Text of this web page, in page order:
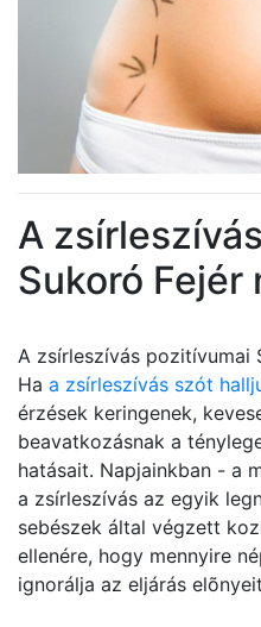
A
Sukoró Fejér
A zsírleszívás pozitívumai
Ha a zsírleszívás szót
érzések keringenek,
beavatkozásnak a
hatásait. Napjainkban - a
a zsírleszívás az egyik
sebészek által végzett
ellenére, hogy mennyire
ignorálja az eljárás